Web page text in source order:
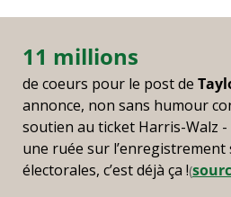
11 millions
de coeurs pour le post de
annonce, non sans humour
soutien au ticket Harris-Walz
une ruée sur l’enregistrement
électorales, c’est déjà ça !(